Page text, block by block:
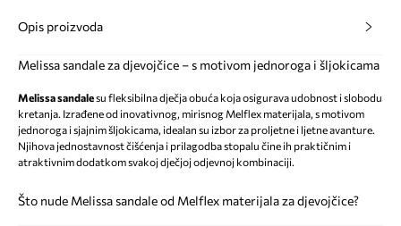
Opis proizvoda
Melissa sandale za djevojčice – s motivom jednoroga i šljokicama
Melissa sandalesu fleksibilna dječja obuća koja osigurava udobnost i slobodu
kretanja. Izrađene od inovativnog, mirisnog Melflex materijala, s motivom
jednoroga i sjajnim šljokicama, idealan su izbor za proljetne i ljetne avanture.
Njihova jednostavnost čišćenja i prilagodba stopalu čine ih praktičnim i
atraktivnim dodatkom svakoj dječjoj odjevnoj kombinaciji.
Što nude Melissa sandale od Melflex materijala za djevojčice?